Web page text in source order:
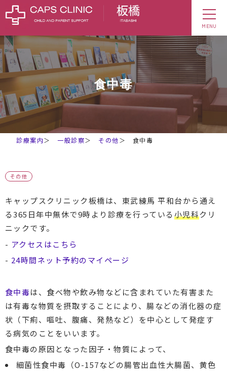
MENU
食中毒
診療案内＞ 一般診察＞ その他＞ 食中毒
その他
キャップスクリニック板橋は、東武練馬 平和台から通え
る365日年中無休で9時より診療を行っている 小児科クリ
ニックです。
- アクセスはこちら
- 24時間ネット予約のマイページ
食中毒は、食べ物や飲み物などに含まれていた有害また
は有毒な物質を摂取することにより、腸などの消化器の症
状（下痢、嘔吐、腹痛、発熱など）を中心として発症す
る病気のことをいいます。
食中毒の原因となった因子・物質によって、
細菌性食中毒（O-157などの腸管出血性大腸菌、黄色